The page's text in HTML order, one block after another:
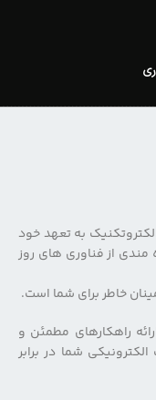
به تعهد خود
مندی از فناوری های روز
خاطر برای شما است.
، ما با ارائه راهکارهای مطمئن و
شما در برابر